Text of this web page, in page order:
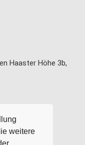
weitere
Haaster Höhe 3b,